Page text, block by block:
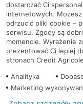
Regulamin serwisu
Mapa serwisu
PolitykaCookies
dostarczać Ci
internetowych.
odrzucić pliki cookie –
serwisu. Zgody są
momencie. Wyrażenie
prezentować Ci lepiej
stronach Credit
Analityka
Marketing